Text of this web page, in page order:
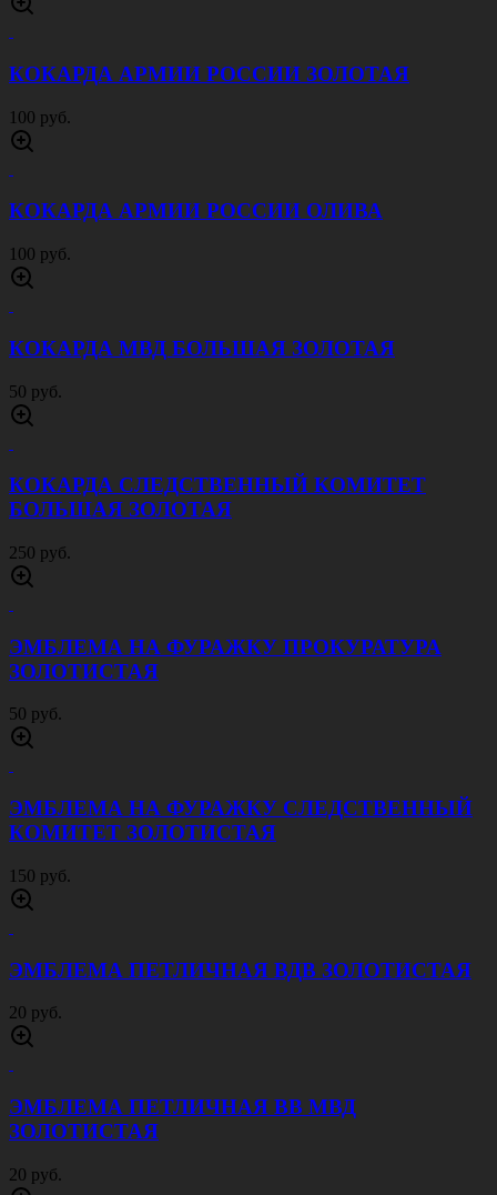
КОКАРДА АРМИИ РОССИИ ЗОЛОТАЯ
100 руб.
КОКАРДА АРМИИ РОССИИ ОЛИВА
100 руб.
КОКАРДА МВД БОЛЬШАЯ ЗОЛОТАЯ
50 руб.
КОКАРДА СЛЕДСТВЕННЫЙ КОМИТЕТ
БОЛЬШАЯ ЗОЛОТАЯ
250 руб.
ЭМБЛЕМА НА ФУРАЖКУ ПРОКУРАТУРА
ЗОЛОТИСТАЯ
50 руб.
ЭМБЛЕМА НА ФУРАЖКУ СЛЕДСТВЕННЫЙ
КОМИТЕТ ЗОЛОТИСТАЯ
150 руб.
ЭМБЛЕМА ПЕТЛИЧНАЯ ВДВ ЗОЛОТИСТАЯ
20 руб.
ЭМБЛЕМА ПЕТЛИЧНАЯ ВВ МВД
ЗОЛОТИСТАЯ
20 руб.